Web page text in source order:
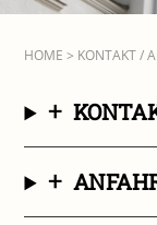
HOME > KONTAKT /
+
+